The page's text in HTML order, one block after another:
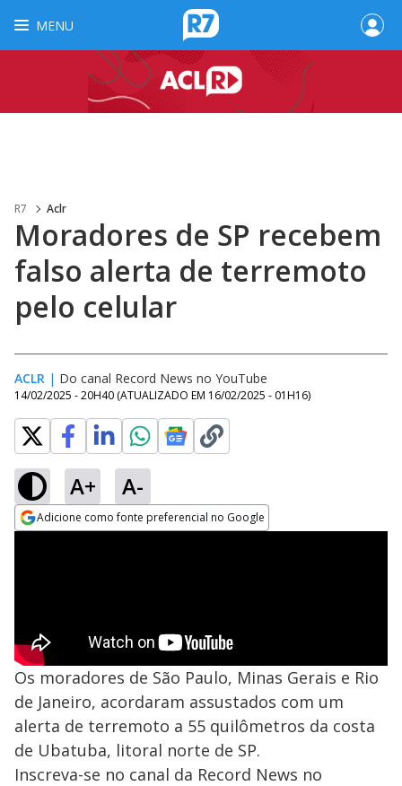
MENU
R7 Aclr
Moradores de SP recebem
falso alerta de terremoto
pelo celular
ACLR | Do canal Record News no YouTube
14/02/2025 - 20H40 (ATUALIZADO EM 16/02/2025 - 01H16)
A+ A-
Adicione como fonte preferencial no Google
Os moradores de São Paulo, Minas Gerais e Rio
de Janeiro, acordaram assustados com um
alerta de terremoto a 55 quilômetros da costa
de Ubatuba, litoral norte de SP.
Inscreva-se no canal da Record News no